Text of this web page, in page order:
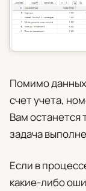
Помимо
счет учета,
Вам останется
задача
Если в
какие-либо